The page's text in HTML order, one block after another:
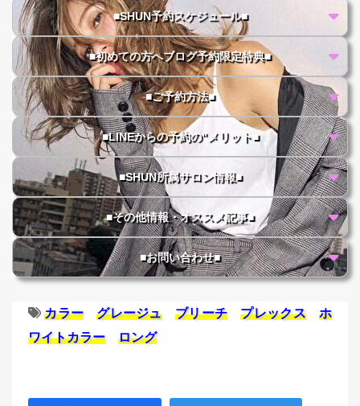
■SHUN予約スケジュール■
■初めての方へブログ予約限定特典■
■ご予約方法■
■LINEからの予約の"メリット■
■SHUN所属サロン情報■
■その他情報・オススメ記事■
■お問い合わせ■
カラー グレージュ ブリーチ プレックス
ホ
ワイトカラー
ロング